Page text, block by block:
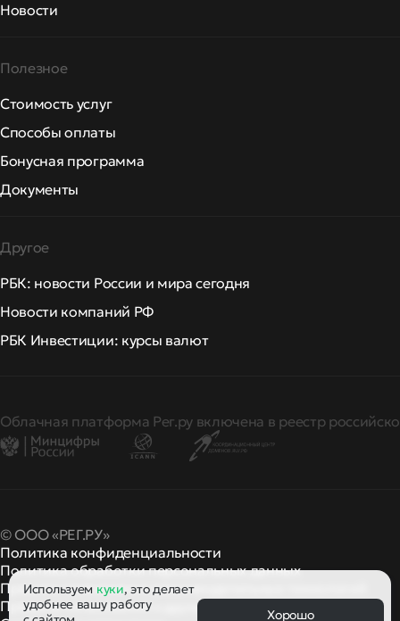
Новости
Полезное
Стоимость услуг
Способы оплаты
Бонусная программа
Документы
Другое
РБК: новости России и мира сегодня
Новости компаний РФ
РБК Инвестиции: курсы валют
Облачная платформа Рег.ру включена в реестр
© ООО «РЕГ.РУ»
Политика конфиденциальности
Политика обработки персональных данных
Правила применения рекомендательных технологий
Правила пользованияи другие
правила и политики
Используем куки, это делает
удобнее вашу работу
Хорошо